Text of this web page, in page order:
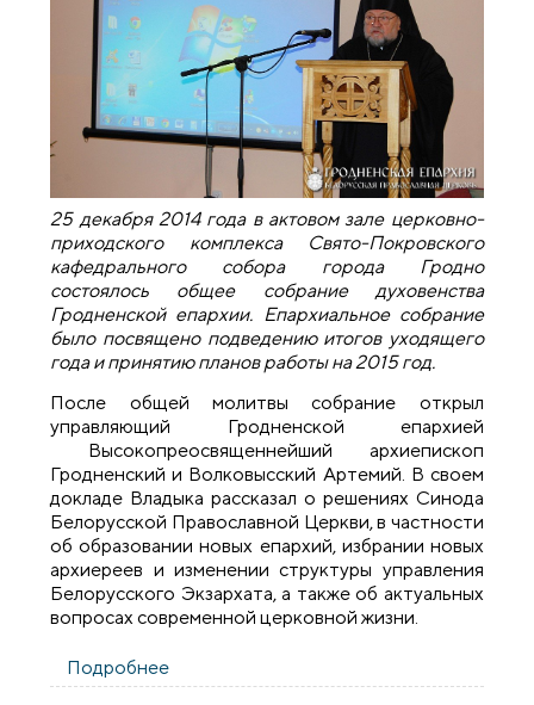
25 декабря 2014 года в актовом зале церковно-
приходского комплекса Свято-Покровского
кафедрального собора города Гродно
состоялось общее собрание духовенства
Гродненской епархии. Епархиальное собрание
было посвящено подведению итогов уходящего
года и принятию планов работы на 2015 год.
После общей молитвы собрание открыл
управляющий Гродненской епархией
Высокопреосвященнейший архиепископ
Гродненский и Волковысский Артемий. В своем
докладе Владыка рассказал о решениях Синода
Белорусской Православной Церкви, в частности
об образовании новых епархий, избрании новых
архиереев и изменении структуры управления
Белорусского Экзархата, а также об актуальных
вопросах современной церковной жизни.
Подробнее
духовенства Гродненской епархии